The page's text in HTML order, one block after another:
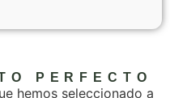
PERFECTO
hemos seleccionado a